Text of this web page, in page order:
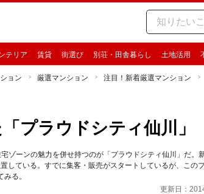
テリア 賃貸 街選び 別荘・田舎暮らし 土地活用
ョン 厳選マンション 注目！新着厳選マンション
プラウドシティ仙川」
ゾーンの魅力を併せ持つのが「プラウドシティ仙川」だ。
している。すでに集客・販売がスタートしているが、この
る。
更新日：